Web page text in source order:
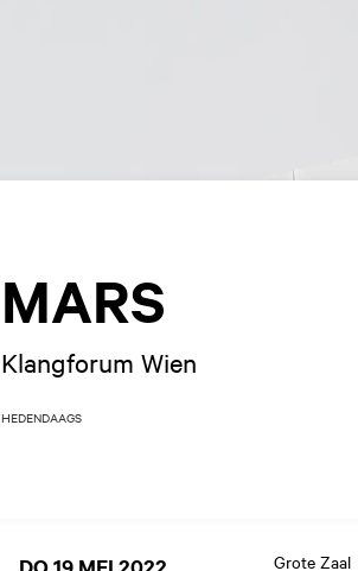
MARS
Klangforum Wien
HEDENDAAGS
Grote Zaal